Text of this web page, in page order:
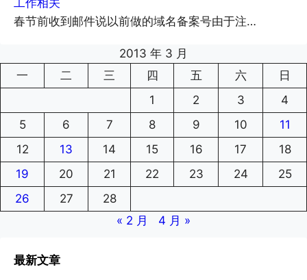
春节前收到邮件说以前做的域名备案号由于注…
2013 年 3 月
一
二 三 四 五 六
日
1
2 3
4
5
6 7 8 9 10
11
12
13 14 15 16 17
18
19
20 21 22 23 24
25
26
27
28
« 2 月
4 月 »
最新文章